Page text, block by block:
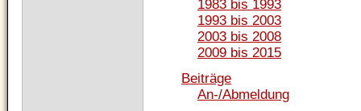
1983 bis 1993
1993 bis 2003
2003 bis 2008
2009 bis 2015
Beiträge
An-/Abmeldung